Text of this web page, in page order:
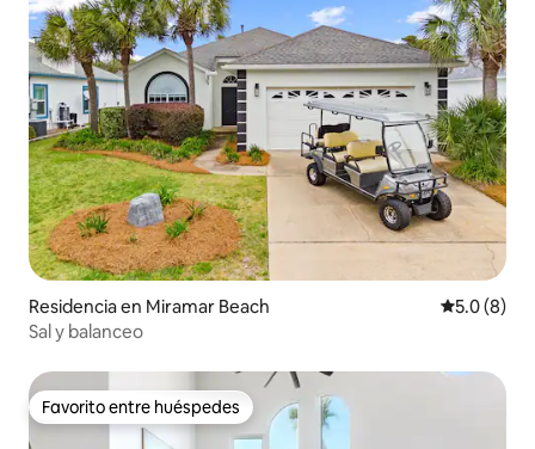
Residencia en Miramar Beach
5.0 (8)
Sal y balanceo
Favorito entre huéspedes
Favorito entre huéspedes